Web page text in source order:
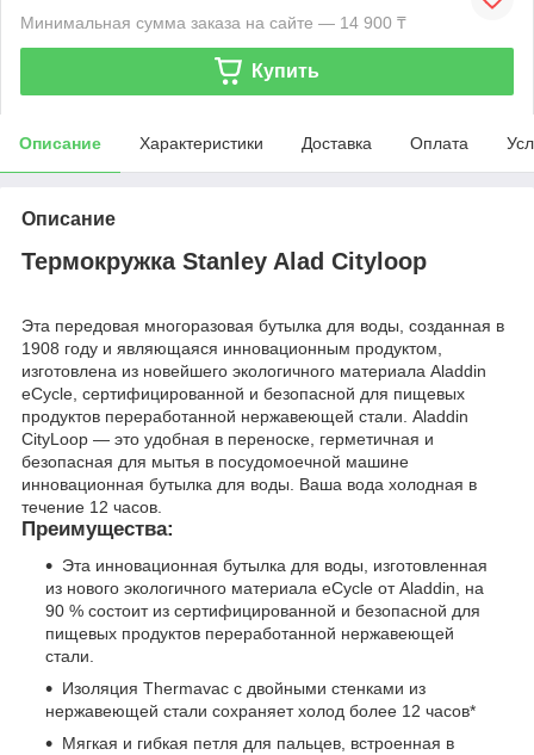
Минимальная сумма заказа на сайте — 14 900 ₸
Купить
Описание Характеристики Доставка Оплата
Описание
Термокружка Stanley Alad Cityloop
Эта передовая многоразовая бутылка для воды, созданная в
1908 году и являющаяся инновационным продуктом,
изготовлена ​​из новейшего экологичного материала Aladdin
eCycle, сертифицированной и безопасной для пищевых
продуктов переработанной нержавеющей стали. Aladdin
CityLoop — это удобная в переноске, герметичная и
безопасная для мытья в посудомоечной машине
инновационная бутылка для воды. Ваша вода холодная в
течение 12 часов.
Преимущества:
Эта инновационная бутылка для воды, изготовленная
из нового экологичного материала eCycle от Aladdin, на
90 % состоит из сертифицированной и безопасной для
пищевых продуктов переработанной нержавеющей
стали.
Изоляция Thermavac с двойными стенками из
нержавеющей стали сохраняет холод более 12 часов*
Мягкая и гибкая петля для пальцев, встроенная в